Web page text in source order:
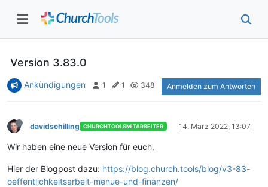
Version 3.83.0
Ankündigungen 1 1 348 Anmelden zum Antworten
davidschilling CHURCHTOOLSMITARBEITER 14. März 2022, 13:07
Wir haben eine neue Version für euch.
Hier der Blogpost dazu: https://blog.church.tools/blog/v3-83-
oeffentlichkeitsarbeit-menue-und-finanzen/